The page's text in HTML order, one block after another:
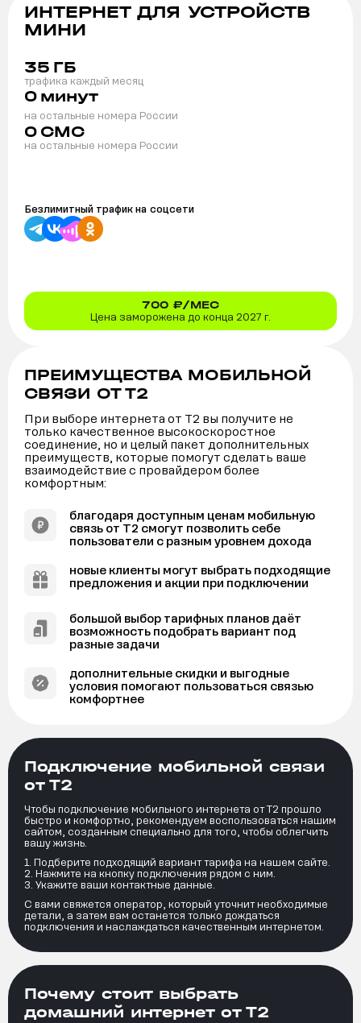
ИНТЕРНЕТ ДЛЯ УСТРОЙСТВ
МИНИ
35 ГБ
трафика каждый месяц
0 минут
на остальные номера России
0 СМС
на остальные номера России
Безлимитный трафик на соцсети
700 ₽/МЕС
Цена заморожена до конца 2027 г.
Подключение мобильной связи
от Т2
Чтобы подключение мобильного интернета от Т2 прошло
быстро и комфортно, рекомендуем воспользоваться нашим
сайтом, созданным специально для того, чтобы облегчить
вашу жизнь.
Подберите подходящий вариант тарифа на нашем сайте.
Нажмите на кнопку подключения рядом с ним.
Укажите ваши контактные данные.
С вами свяжется оператор, который уточнит необходимые
детали, а затем вам останется только дождаться
подключения и наслаждаться качественным интернетом.
Почему стоит выбрать
домашний интернет от Т2
ПРЕИМУЩЕСТВА МОБИЛЬНОЙ
СВЯЗИ ОТ Т2
При выборе интернета от Т2 вы получите не
только качественное высокоскоростное
соединение, но и целый пакет дополнительных
преимуществ, которые помогут сделать ваше
взаимодействие с провайдером более
комфортным:
благодаря доступным ценам мобильную
связь от Т2 смогут позволить себе
пользователи с разным уровнем дохода
новые клиенты могут выбрать подходящие
предложения и акции при подключении
большой выбор тарифных планов даёт
возможность подобрать вариант под
разные задачи
дополнительные скидки и выгодные
условия помогают пользоваться связью
комфортнее